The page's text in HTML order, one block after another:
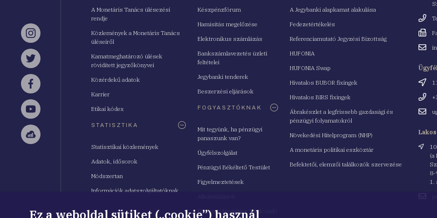
Instagram
Twitter
Facebook
YouTube
Sellsy
A Monetáris Tanács ülésezési
rendje
Közlemények a Monetáris Tanács
üléseiről
Kamatmeghatározó ülések
rövidített jegyzőkönyvei
Közérdekű adatok
Karrier
Etikai kódex
STATISZTIKA
Statisztikai közlemények
Adatok, idősorok
Módszertan
Információk adatszolgáltatóknak
Készpénzfórum
Hamisítás megelőzése
Elektronikus számlázás
Bankszámlavezetés üzleti
feltételei
Jegybanki tenderek
Beszerzési eljárások
FOGYASZTÓKNAK
Mit tegyünk, ha pénzügyi
panaszunk van?
Ügyfélszolgálat
Pénzügyi Békéltető Testület
Figyelmeztetések
Pénzügyi Navigátor Tanácsadó
A Jegybanki alapkamat alakulása
Fedezetértékelés
Referenciamutató Jegyzési Bizottság
HUFONIA
HUFONIA Swap
Hivatalos BUBOR fixingek
Hivatalos BIRS fixingek
Ábrakészlet a legfrissebb gazdasági és
pénzügyi folyamatokról
Növekedési Hitelprogram (NHP)
A monetáris politikai eszköztár
Befektetői, elemzői találkozók szervezése
Fax
Email
Cím
Email
Cím
(a
8-
1.
Ez a weboldal sütiket („cookie”) használ